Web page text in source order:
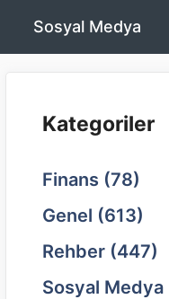
Sosyal Medya
Kategoriler
Finans (78)
Genel (613)
Rehber (447)
Sosyal Medya